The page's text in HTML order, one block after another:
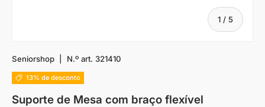
1 / De
5
Seniorshop N.º art. 321410
13% de desconto
Suporte de Mesa com braço flexível